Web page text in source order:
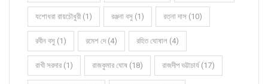
যশোধরা রায়চৌধুরী (1) রঞ্জনা বসু (1) রত্না দাস (10)
রবীন বসু (1) রমেশ দে (4) রহিত ঘোষাল (4)
রাখী সরদার (1) রাজকুমার ঘোষ (18) রাজদীপ ভট্টাচার্য (17)